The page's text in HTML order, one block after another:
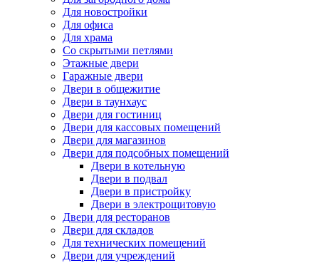
Для новостройки
Для офиса
Для храма
Со скрытыми петлями
Этажные двери
Гаражные двери
Двери в общежитие
Двери в таунхаус
Двери для гостиниц
Двери для кассовых помещений
Двери для магазинов
Двери для подсобных помещений
Двери в котельную
Двери в подвал
Двери в пристройку
Двери в электрощитовую
Двери для ресторанов
Двери для складов
Для технических помещений
Двери для учреждений